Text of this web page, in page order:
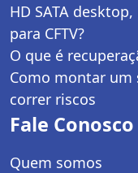
HD SATA
para CFTV?
O que é
Como montar um
correr riscos
Fale Conosco
Quem somos